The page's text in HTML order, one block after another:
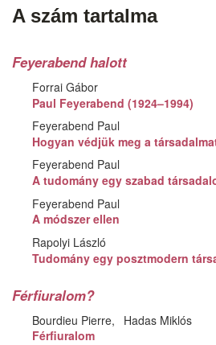
A szám tartalma
Feyerabend halott
Forrai Gábor
Paul Feyerabend (1924–1994)
Feyerabend Paul
Hogyan védjük meg a
Feyerabend Paul
A tudomány egy szabad
Feyerabend Paul
A módszer ellen
Rapolyi László
Tudomány egy posztmodern
Férfiuralom?
Bourdieu Pierre
Hadas Miklós
Férfiuralom